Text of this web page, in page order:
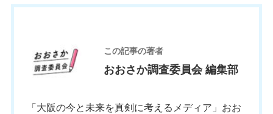
この記事の著者
おおさか調査委員会 編集部
「大阪の今と未来を真剣に考えるメディア」おお